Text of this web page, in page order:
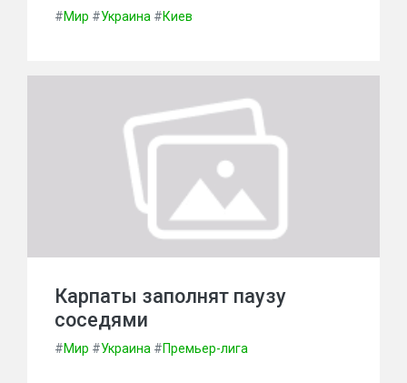
#Мир #Украина #Киев
Карпаты заполнят паузу
соседями
#Мир #Украина #Премьер-лига